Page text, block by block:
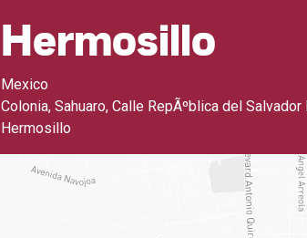
Hermosillo
Mexico
Colonia, Sahuaro, Calle RepÃºblica del Salvador
Hermosillo